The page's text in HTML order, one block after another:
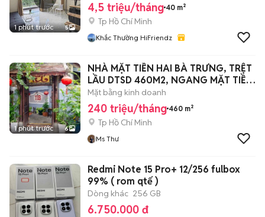
1 phút trước 5
4,5 triệu/tháng 40 m²
Tp Hồ Chí Minh
Khắc Thường HiFriendz
1 phút trước 6
NHÀ MẶT TIỀN HAI BÀ TRƯNG, TRỆT
LẦU DTSD 460M2, NGANG MẶT TIỀN
10M
Mặt bằng kinh doanh
240 triệu/tháng 460 m²
Tp Hồ Chí Minh
Ms Thư
Redmi Note 15 Pro+ 12/256 fulbox
99% ( rom qtế )
Dòng khác 256 GB
6.750.000 đ